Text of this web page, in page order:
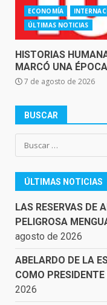
ECONOMÍA
ÚLTIMAS NOTICIAS
HISTORIAS
MARCÓ UNA ÉPOCA
7 de agosto de 2026
BUSCAR
Buscar:
ÚLTIMAS NOTICIAS
LAS RESERVAS DE
PELIGROSA
agosto de 2026
ABELARDO DE LA
COMO
2026